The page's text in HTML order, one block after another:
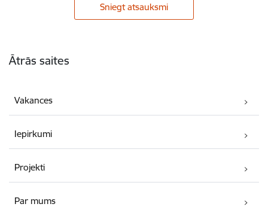
Sniegt atsauksmi
Ātrās saites
Vakances
Iepirkumi
Projekti
Par mums